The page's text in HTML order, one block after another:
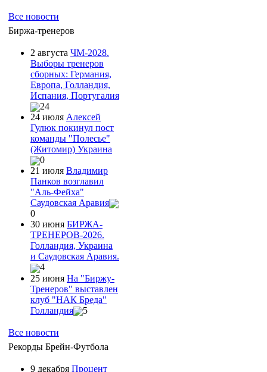
Все новости
Биржа-тренеров
2 августа ЧМ-2028.
Выборы тренеров
сборных: Германия,
Европа, Голландия,
Испания, Португалия
24
24 июля Алексей
Гулюк покинул пост
команды "Полесье"
(Житомир) Украина
0
21 июля Владимир
Панков возглавил
"Аль-Фейха"
Саудовская Аравия
0
30 июня БИРЖА-
ТРЕНЕРОВ-2026.
Голландия, Украина
и Саудовская Аравия.
4
25 июня На "Биржу-
Тренеров" выставлен
клуб "НАК Бреда"
Голландия
5
Все новости
Рекорды Брейн-Футбола
9 декабря Процент